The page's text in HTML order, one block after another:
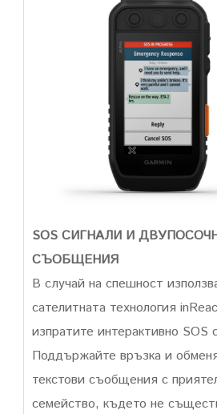
SOS СИГНАЛИ И
СЪОБЩЕНИЯ
В случай на спешност
сателитната технология
изпратите интерактивно
Поддържайте връзка и
текстови съобщения с
семейство, където не